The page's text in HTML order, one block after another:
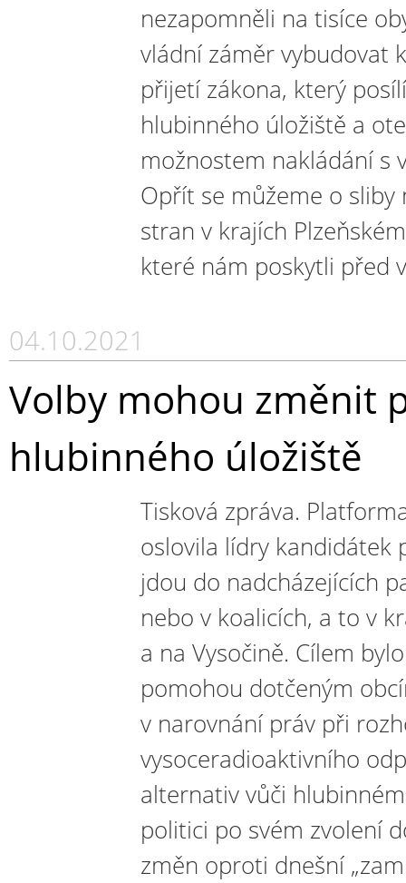
nezapomněli na tisíce
vládní záměr vybudovat
přijetí zákona, který
hlubinného úložiště a
možnostem nakládání s
Opřít se můžeme o
stran v krajích
které nám poskytli před
04.10.2021
Volby mohou změnit
hlubinného úložiště
Tisková zpráva.
oslovila lídry kandidátek
jdou do nadcházejících
nebo v koalicích, a to v
a na Vysočině. Cílem
pomohou dotčeným
v narovnání práv při
vysoceradioaktivního
alternativ vůči
politici po svém zvolení
změn oproti dnešní